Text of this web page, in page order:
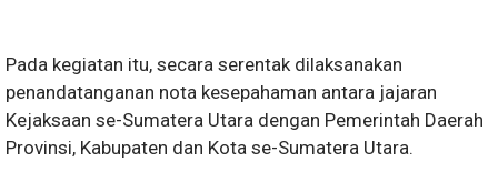
Pada kegiatan itu, secara serentak dilaksanakan
penandatanganan nota kesepahaman antara jajaran
Kejaksaan se-Sumatera Utara dengan Pemerintah Daerah
Provinsi, Kabupaten dan Kota se-Sumatera Utara.